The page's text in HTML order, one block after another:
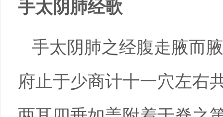
手太阴肺经歌
手太阴肺之经腹走腋而
府止于少商计十一穴左右